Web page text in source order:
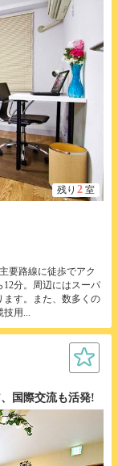
残り 2 室
要路線に徒歩でアク
分。周辺にはスーパ
ます。また、数多くの
技用...
国際交流も活発!